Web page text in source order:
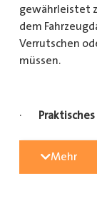
gewährleistet
dem
Verrutschen
müssen.
·
Mehr